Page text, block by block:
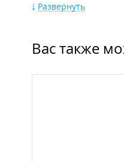
Компании по
Фитнес-клуб "
Развернуть
Вас также